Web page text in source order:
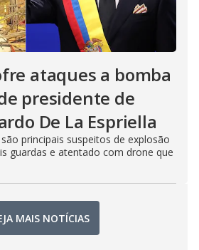
ataques a bomba
presidente de
De La Espriella
principais suspeitos de explosão
guardas e atentado com drone que
MAIS NOTÍCIAS